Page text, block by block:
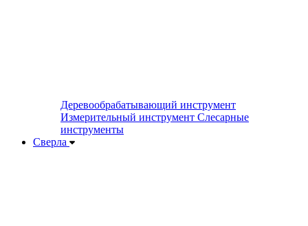
Деревообрабатывающий инструмент
Измерительный инструмент Слесарные
инструменты
Сверла